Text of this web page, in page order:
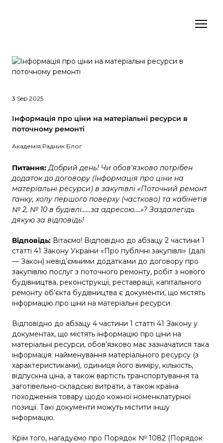
3 Sep 2025
Інформація про ціни на матеріальні ресурси в
поточному ремонті
Академія Радник Блог
Питання:Добрий день! Чи обов'язково потрібен
додаток до договору (Інформація про ціни на
матеріальні ресурси) в закупівлі «Поточний ремонт
ґанку, холу першого поверху (частково) та кабінетів
№ 2, № 10 в будівлі......за адресою....»? Заздалегідь
дякую за відповідь!
Відповідь: Вітаємо! Відповідно до абзацу 2 частини 1
статті 41 Закону України «Про публічні закупівлі» (далі
— Закон) невід’ємними додатками до договору про
закупівлю послуг з поточного ремонту, робіт з нового
будівництва, реконструкції, реставрації, капітального
ремонту об’єкта будівництва є документи, що містять
інформацію про ціни на матеріальні ресурси.
Відповідно до абзацу 4 частини 1 статті 41 Закону у
документах, що містять інформацію про ціни на
матеріальні ресурси, обов’язково має зазначатися така
інформація: найменування матеріального ресурсу (з
характеристиками), одиниця його виміру, кількість,
відпускна ціна, а також вартість транспортування та
заготівельно-складські витрати, а також країна
походження товару щодо кожної номенклатурної
позиції. Такі документи можуть містити іншу
інформацію.
Крім того, нагадуємо про Порядок № 1082 (Порядок